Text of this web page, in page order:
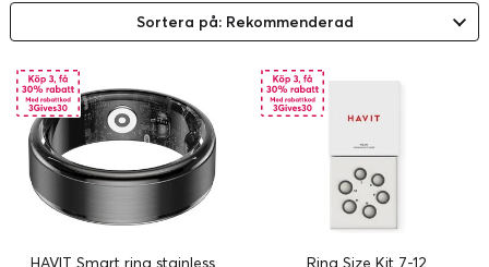
Sortera på: Rekommenderad
HAVIT Smart ring stainless
Ring Size Kit 7-12